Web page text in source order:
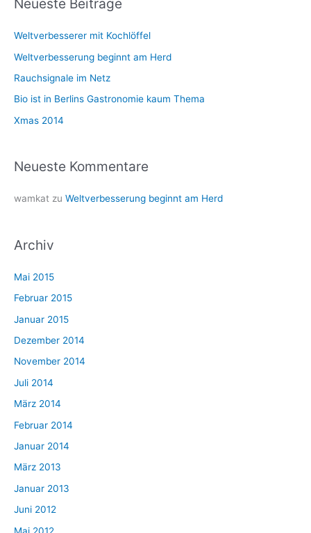
n
n
a
Neueste Beiträge
Weltverbesserer mit Kochlöffel
Weltverbesserung beginnt am Herd
Rauchsignale im Netz
Bio ist in Berlins Gastronomie kaum Thema
Xmas 2014
Neueste Kommentare
wamkat zu Weltverbesserung beginnt am Herd
Archiv
Mai 2015
Februar 2015
Januar 2015
Dezember 2014
November 2014
Juli 2014
März 2014
Februar 2014
Januar 2014
März 2013
Januar 2013
Juni 2012
Mai 2012